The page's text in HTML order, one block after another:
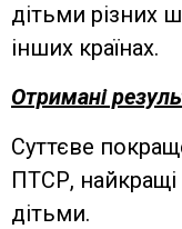
дітьми різних
інших країнах.
Отримані
Суттєве
ПТСР, найкращі
дітьми.